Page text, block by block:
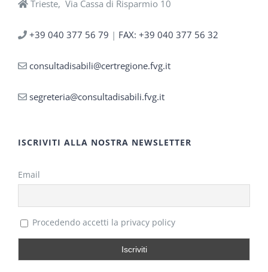
Trieste, Via Cassa di Risparmio 10
+39 040 377 56 79 | FAX: +39 040 377 56 32
consultadisabili@certregione.fvg.it
segreteria@consultadisabili.fvg.it
ISCRIVITI ALLA NOSTRA NEWSLETTER
Email
Procedendo accetti la privacy policy